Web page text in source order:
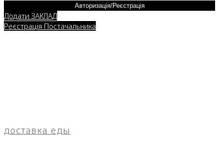
Авторизація/Реєстрація
Додати ЗАКЛАД
Реєстрація Постачальника
доставка еды